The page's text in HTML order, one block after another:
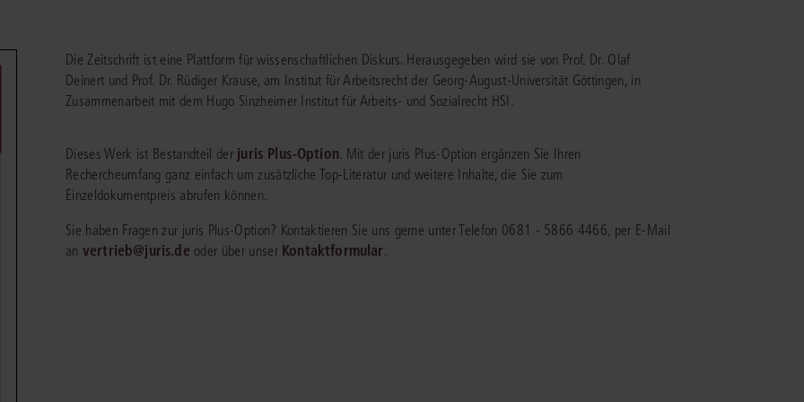
Arbeitsrecht
Außenwirtschaftsrecht
Compliance
Erbrecht
Notare
Öffentliches Dienstrecht
Sozialrecht
Strafrecht
Praxisnah und intuitiv: Schutz vor rechtlichen
Risikenfür Unternehmen, Institutionen
mehr erfahren
Qualifiziert und zertifiziert: Online-
Fortbildungenfür Fachanwälte
4466
für eine erste Produktempfehlung.
Unternehmen
Referendariat
WEITERE SERVICES
FAQ
Veranstaltungen
juris PraxisReporte
5866-4422
Die Zeitschrift ist eine Plattform für wissenschaftlichen Diskurs. Herausgegeben wird sie von Prof. Dr. Olaf
Deinert und Prof. Dr. Rüdiger Krause, am Institut für Arbeitsrecht der Georg-August-Universität Göttingen, in
Zusammenarbeit mit dem Hugo Sinzheimer Institut für Arbeits- und Sozialrecht HSI.
Dieses Werk ist Bestandteil der juris Plus-Option. Mit der juris Plus-Option ergänzen Sie Ihren
Rechercheumfang ganz einfach um zusätzliche Top-Literatur und weitere Inhalte, die Sie zum
Einzeldokumentpreis abrufen können.
Sie haben Fragen zur juris Plus-Option? Kontaktieren Sie uns gerne unter Telefon 0681 - 5866 4466, per E-Mail
an vertrieb@juris.de oder über unser Kontaktformular.